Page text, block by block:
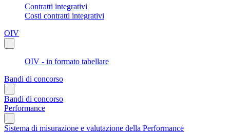
Contratti integrativi
Costi contratti integrativi
OIV
OIV - in formato tabellare
Bandi di concorso
Bandi di concorso
Performance
Sistema di misurazione e valutazione della Performance